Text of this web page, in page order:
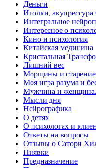
Деньги
Иголки,
Интегральное
Интересное о
Кино и психология
Китайская медицина
Кристальная
Лишний вес
Морщины и старение
Моя игра разума и
Мужчина и
Мысли дня
Нейрографика
О детях
О психологах и
Ответы на вопросы
Отзывы о Сатори
Пиявки
Предназначение